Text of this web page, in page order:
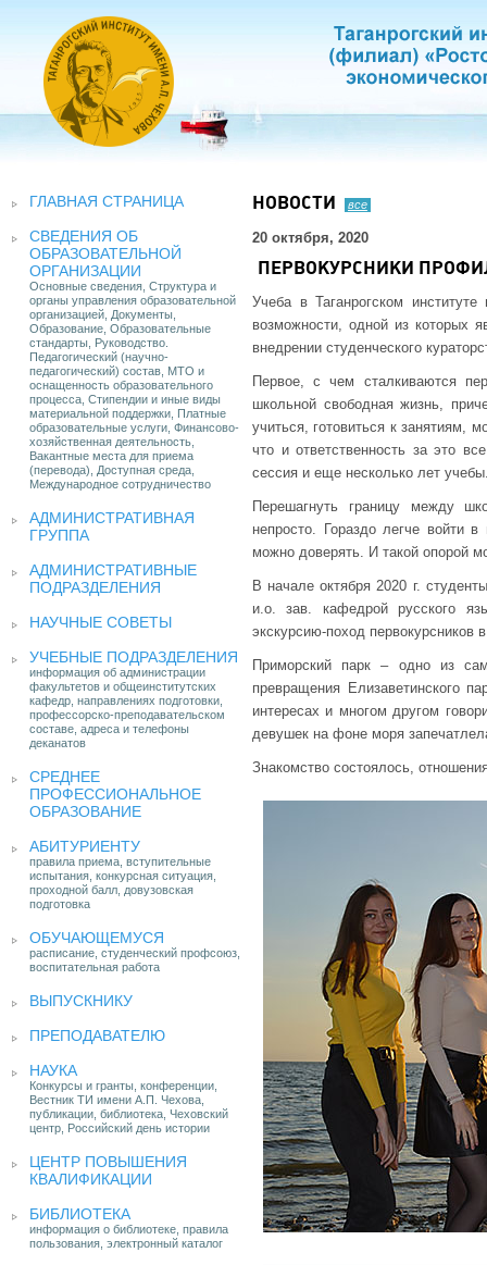
ГЛАВНАЯ СТРАНИЦА
СВЕДЕНИЯ ОБ
ОБРАЗОВАТЕЛЬНОЙ
ОРГАНИЗАЦИИ
Основные сведения, Структура и
органы управления образовательной
организацией, Документы,
Образование, Образовательные
стандарты, Руководство.
Педагогический (научно-
педагогический) состав, МТО и
оснащенность образовательного
процесса, Стипендии и иные виды
материальной поддержки, Платные
образовательные услуги, Финансово-
хозяйственная деятельность,
Вакантные места для приема
(перевода), Доступная среда,
Международное сотрудничество
АДМИНИСТРАТИВНАЯ
ГРУППА
АДМИНИСТРАТИВНЫЕ
ПОДРАЗДЕЛЕНИЯ
НАУЧНЫЕ СОВЕТЫ
УЧЕБНЫЕ ПОДРАЗДЕЛЕНИЯ
информация об администрации
факультетов и общеинститутских
кафедр, направлениях подготовки,
профессорско-преподавательском
составе, адреса и телефоны
деканатов
СРЕДНЕЕ
ПРОФЕССИОНАЛЬНОЕ
ОБРАЗОВАНИЕ
АБИТУРИЕНТУ
правила приема, вступительные
испытания, конкурсная ситуация,
проходной балл, довузовская
подготовка
ОБУЧАЮЩЕМУСЯ
расписание, студенческий профсоюз,
воспитательная работа
ВЫПУСКНИКУ
ПРЕПОДАВАТЕЛЮ
НАУКА
Конкурсы и гранты, конференции,
Вестник ТИ имени А.П. Чехова,
публикации, библиотека, Чеховский
центр, Российский день истории
ЦЕНТР ПОВЫШЕНИЯ
КВАЛИФИКАЦИИ
БИБЛИОТЕКА
информация о библиотеке, правила
пользования, электронный каталог
НОВОСТИ все
20 октября, 2020
ПЕРВОКУРСНИКИ
Учеба в Таганрогском
возможности, одной из которых
внедрении студенческого
Первое, с чем сталкиваются
школьной свободная жизнь,
учиться, готовиться к занятиям,
что и ответственность за это
сессия и еще несколько лет
Перешагнуть границу между
непросто. Гораздо легче войти
можно доверять. И такой опорой
В начале октября 2020 г.
и.о. зав. кафедрой русского
экскурсию-поход первокурсников
Приморский парк – одно из
превращения Елизаветинского
интересах и многом другом
девушек на фоне моря
Знакомство состоялось,